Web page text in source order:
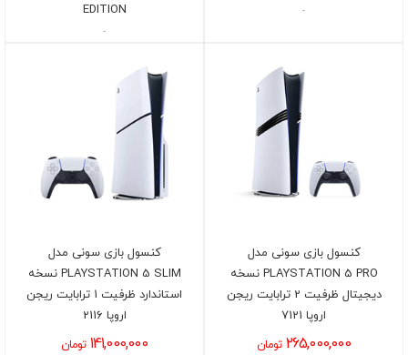
-
EDITION
-
کنسول بازی سونی مدل
PLAYSTATION 5 PRO نسخه
دیجیتال ظرفیت 2 ترابایت ریجن
اروپا 7121
265,000,000 تومان
کنسول بازی سونی مدل
PLAYSTATION 5 SLIM نسخه
استاندارد ظرفیت 1 ترابایت ریجن
اروپا 2116
141,000,000 تومان